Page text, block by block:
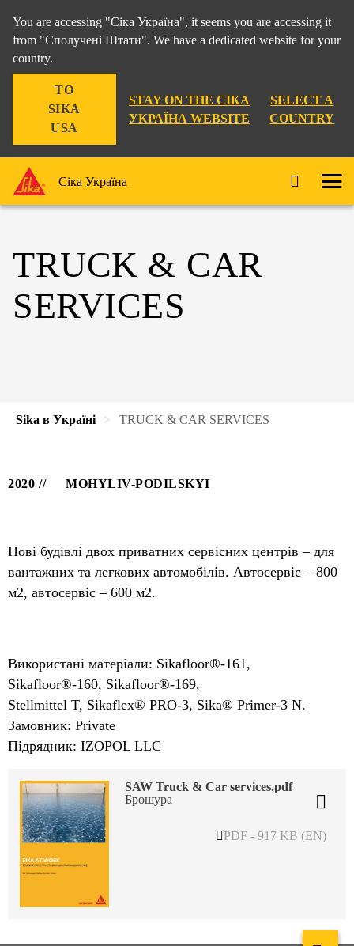
You are accessing "Сіка Україна", it seems you are accessing it
from "Сполучені Штати". We have a dedicated website for your
country.
TO
SIKA
USA
STAY ON THE СІКА
УКРАЇНА WEBSITE
SELECT A
COUNTRY
Сіка Україна
TRUCK & CAR
SERVICES
Sika в Україні TRUCK & CAR SERVICES
2020 MOHYLIV-PODILSKYI
Нові будівлі двох приватних сервісних центрів – для
вантажних та легкових автомобілів. Автосервіс – 800
м2, автосервіс – 600 м2.
Використані матеріали: Sikafloor®-161,
Sikafloor®-160, Sikafloor®-169,
Stellmittel T, Sikaflex® PRO-3, Sika® Primer-3 N.
Замовник: Private
Підрядник: IZOPOL LLC
SAW Truck & Car services.pdf
Брошура
PDF - 917 KB (EN)